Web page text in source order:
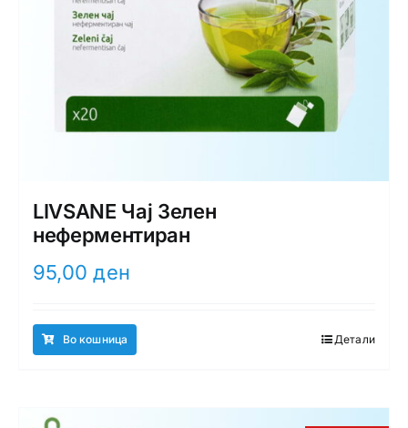
LIVSANE Чај Зелен
неферментиран
95,00ден
Во кошница Детали